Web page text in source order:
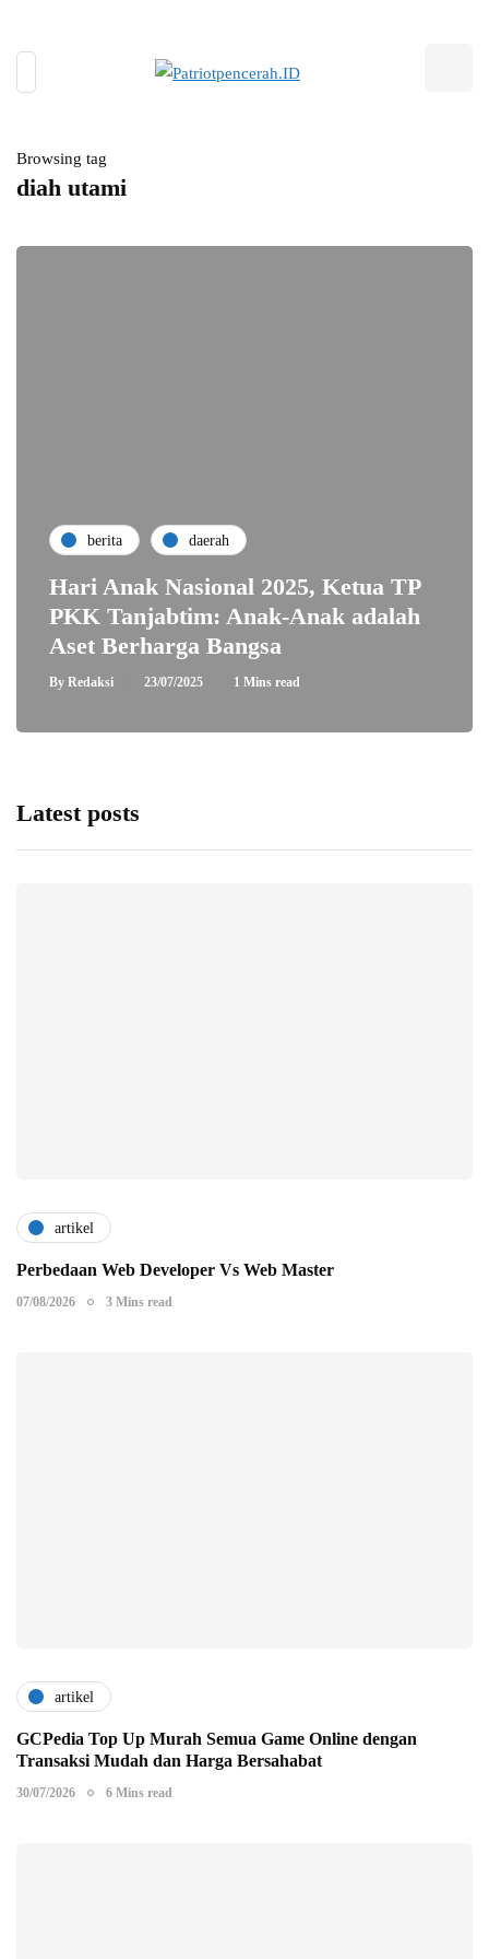
Browsing tag
diah utami
berita daerah
Hari Anak Nasional 2025, Ketua TP
PKK Tanjabtim: Anak-Anak adalah
Aset Berharga Bangsa
By Redaksi 23/07/2025 1 Mins read
Latest posts
artikel
Perbedaan Web Developer Vs Web Master
07/08/2026 3 Mins read
artikel
GCPedia Top Up Murah Semua Game Online dengan
Transaksi Mudah dan Harga Bersahabat
30/07/2026 6 Mins read